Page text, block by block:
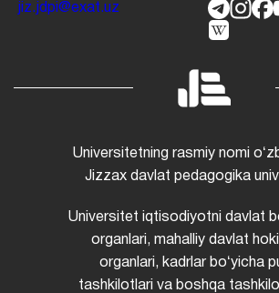
jiz.jdpi@exat.uz
Universitetning rasmiy nomi
Jizzax davlat pedagogika
Universitet iqtisodiyotni davlat
organlari, mahalliy davlat
organlari, kadrlar boʻyicha
tashkilotlari va boshqa